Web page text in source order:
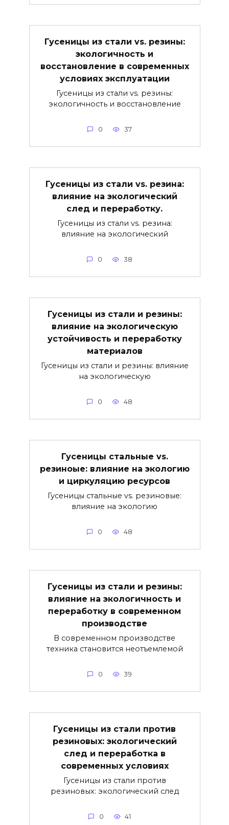
Гусеницы из стали vs. резины:
экологичность и
восстановление в современных
условиях эксплуатации
Гусеницы из стали vs. резины:
экологичность и восстановление
0 37
Гусеницы из стали vs. резина:
влияние на экологический
след и переработку.
Гусеницы из стали vs. резина:
влияние на экологический
0 38
Гусеницы из стали и резины:
влияние на экологическую
устойчивость и переработку
материалов
Гусеницы из стали и резины: влияние
на экологическую
0 48
Гусеницы стальные vs.
резиноые: влияние на экологию
и циркуляцию ресурсов
Гусеницы стальные vs. резиновые:
влияние на экологию
0 48
Гусеницы из стали и резины:
влияние на экологичность и
переработку в современном
производстве
В современном производстве
техника становится неотъемлемой
0 39
Гусеницы из стали против
резиновых: экологический
след и переработка в
современных условиях
Гусеницы из стали против
резиновых: экологический след
0 41